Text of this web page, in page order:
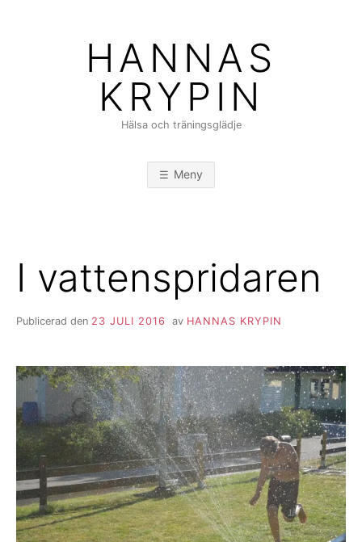
HANNAS
KRYPIN
Hälsa och träningsglädje
Meny
I vattenspridaren
Publicerad den 23 JULI 2016 av HANNAS KRYPIN